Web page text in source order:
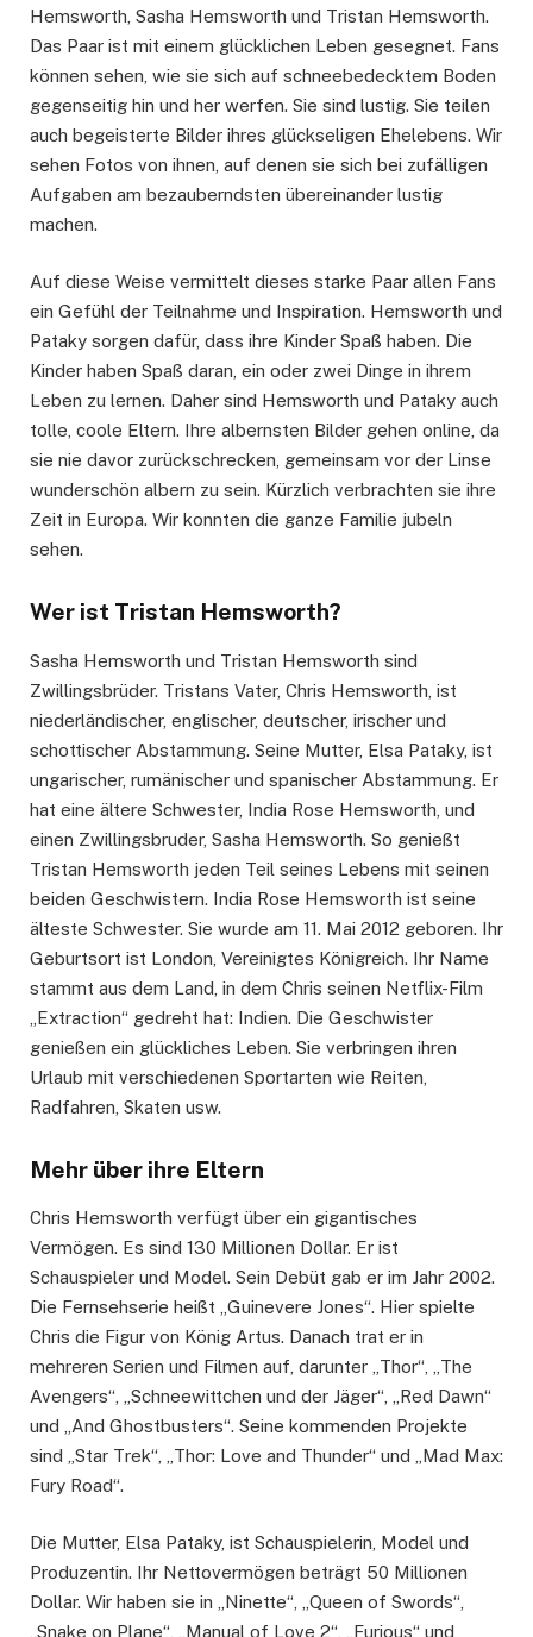
Hemsworth, Sasha Hemsworth und Tristan Hemsworth.
Das Paar ist mit einem glücklichen Leben gesegnet. Fans
können sehen, wie sie sich auf schneebedecktem Boden
gegenseitig hin und her werfen. Sie sind lustig. Sie teilen
auch begeisterte Bilder ihres glückseligen Ehelebens. Wir
sehen Fotos von ihnen, auf denen sie sich bei zufälligen
Aufgaben am bezauberndsten übereinander lustig
machen.
Auf diese Weise vermittelt dieses starke Paar allen Fans
ein Gefühl der Teilnahme und Inspiration. Hemsworth und
Pataky sorgen dafür, dass ihre Kinder Spaß haben. Die
Kinder haben Spaß daran, ein oder zwei Dinge in ihrem
Leben zu lernen. Daher sind Hemsworth und Pataky auch
tolle, coole Eltern. Ihre albernsten Bilder gehen online, da
sie nie davor zurückschrecken, gemeinsam vor der Linse
wunderschön albern zu sein. Kürzlich verbrachten sie ihre
Zeit in Europa. Wir konnten die ganze Familie jubeln
sehen.
Wer ist Tristan Hemsworth?
Sasha Hemsworth und Tristan Hemsworth sind
Zwillingsbrüder. Tristans Vater, Chris Hemsworth, ist
niederländischer, englischer, deutscher, irischer und
schottischer Abstammung. Seine Mutter, Elsa Pataky, ist
ungarischer, rumänischer und spanischer Abstammung. Er
hat eine ältere Schwester, India Rose Hemsworth, und
einen Zwillingsbruder, Sasha Hemsworth. So genießt
Tristan Hemsworth jeden Teil seines Lebens mit seinen
beiden Geschwistern. India Rose Hemsworth ist seine
älteste Schwester. Sie wurde am 11. Mai 2012 geboren. Ihr
Geburtsort ist London, Vereinigtes Königreich. Ihr Name
stammt aus dem Land, in dem Chris seinen Netflix-Film
„Extraction“ gedreht hat: Indien. Die Geschwister
genießen ein glückliches Leben. Sie verbringen ihren
Urlaub mit verschiedenen Sportarten wie Reiten,
Radfahren, Skaten usw.
Mehr über ihre Eltern
Chris Hemsworth verfügt über ein gigantisches
Vermögen. Es sind 130 Millionen Dollar. Er ist
Schauspieler und Model. Sein Debüt gab er im Jahr 2002.
Die Fernsehserie heißt „Guinevere Jones“. Hier spielte
Chris die Figur von König Artus. Danach trat er in
mehreren Serien und Filmen auf, darunter „Thor“, „The
Avengers“, „Schneewittchen und der Jäger“, „Red Dawn“
und „And Ghostbusters“. Seine kommenden Projekte
sind „Star Trek“, „Thor: Love and Thunder“ und „Mad Max:
Fury Road“.
Die Mutter, Elsa Pataky, ist Schauspielerin, Model und
Produzentin. Ihr Nettovermögen beträgt 50 Millionen
Dollar. Wir haben sie in „Ninette“, „Queen of Swords“,
„Snake on Plane“, „Manual of Love 2“, „Furious“ und